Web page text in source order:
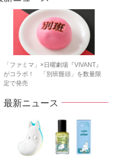
「ファミマ」×日曜劇場『VIVANT』
がコラボ！ 「別班饅頭」を数量限
定で発売
新ニュース